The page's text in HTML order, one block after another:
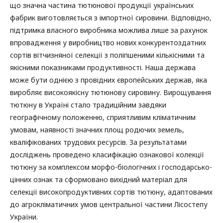
що значна частина тютюнової продукції українських
фабрик виготовляється з імпортної сировини. Відповідно,
підтримка власного виробника можлива лише за рахунок
впровадження у виробництво нових конкурентоздатних
сортів вітчизняної селекції з поліпшеними кількісними та
якісними показниками продуктивності. Наша держава
може бути однією з провідних європейських держав, яка
виробляє високоякісну тютюнову сировину. Вирощування
тютюну в Україні стало традиційним завдяки
географічному положенню, сприятливим кліматичним
умовам, наявності значних площ родючих земель,
кваліфікованих трудових ресурсів. За результатами
досліджень проведено класифікацію ознакової колекції
тютюну за комплексом морфо-біологічних і господарсько-
цінних ознак та сформовано вихідний матеріал для
селекції високопродуктивних сортів тютюну, адаптованих
до агрокліматичних умов центральної частини Лісостепу
України.